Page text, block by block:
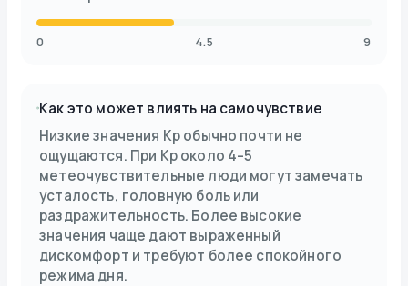
0 4.5 9
Как это может влиять на самочувствие
Низкие значения Kp обычно почти не
ощущаются. При Kp около 4–5
метеочувствительные люди могут замечать
усталость, головную боль или
раздражительность. Более высокие
значения чаще дают выраженный
дискомфорт и требуют более спокойного
режима дня.